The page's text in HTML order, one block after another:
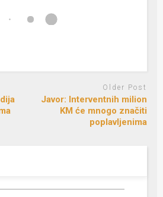
Older Post
Javor: Interventnih milion
KM će mnogo značiti
poplavljenima